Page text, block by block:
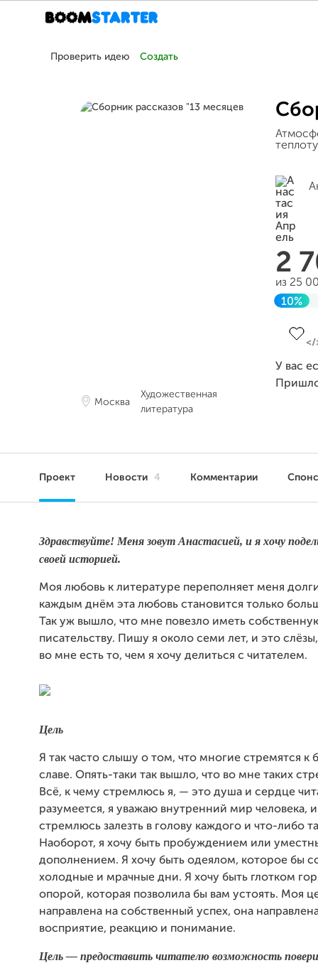
Проверить идею Создать
Москва
Художественная
литература
2
из 25
10%
У вас
Проект Новости 4 Комментарии
Здравствуйте! Меня зовут Анастасией, и я хочу
своей историей.
Моя любовь к литературе переполняет меня
каждым днём эта любовь становится только
Так уж вышло, что мне повезло иметь
писательству. Пишу я около семи лет, и это
во мне есть то, чем я хочу делиться с читателем.
Цель
Я так часто слышу о том, что многие стремятся к
славе. Опять-таки так вышло, что во мне таких
Всё, к чему стремлюсь я, — это душа и сердце
разумеется, я уважаю внутренний мир человека,
стремлюсь залезть в голову каждого и что-либо
Наоборот, я хочу быть пробуждением или
дополнением. Я хочу быть одеялом, которое бы
холодные и мрачные дни. Я хочу быть глотком
опорой, которая позволила бы вам устоять. Моя
направлена на собственный успех, она
восприятие, реакцию и понимание.
Цель — предоставить читателю возможность